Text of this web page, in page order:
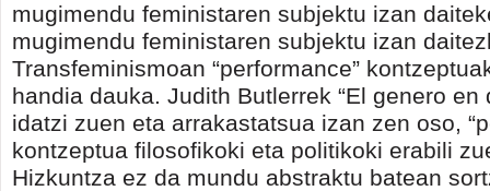
mugimendu feministaren subjektu izan
mugimendu feministaren subjektu izan
Transfeminismoan “performance”
handia dauka. Judith Butlerrek “El genero en
idatzi zuen eta arrakastatsua izan zen oso,
kontzeptua filosofikoki eta politikoki erabili
Hizkuntza ez da mundu abstraktu batean